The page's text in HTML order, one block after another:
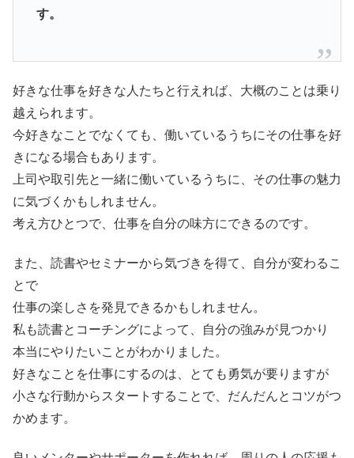
す。
好きな仕事を好きな人たちと行えれば、大概のことは乗り
越えられます。
今好きなことでなくても、働いているうちにその仕事を好
きになる場合もあります。
上司や取引先と一緒に働いているうちに、その仕事の魅力
に気づくかもしれません。
考え方ひとつで、仕事を自分の味方にできるのです。
また、読書やセミナーから気づきを得て、自分が変わるこ
とで
仕事の楽しさを発見できるかもしれません。
私も読書とコーチングによって、自分の強みが見つかり
本当にやりたいことがわかりました。
好きなことを仕事にするのは、とても勇気が要りますが
小さな行動からスタートすることで、だんだんとコツがつ
かめます。